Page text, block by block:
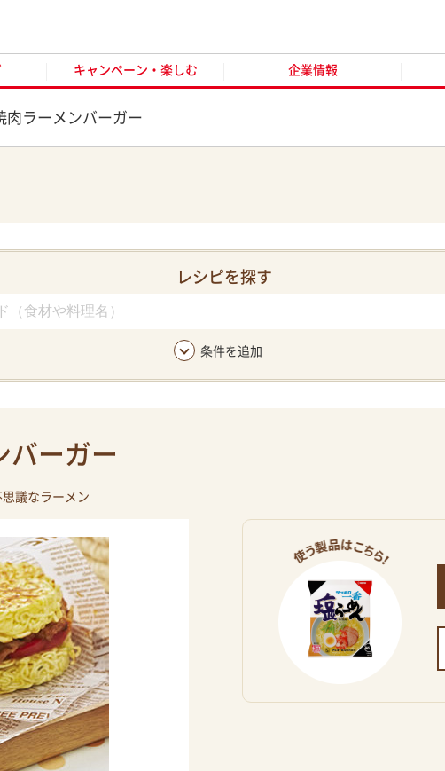
キャンペーン・楽しむ 企業情報
オンライ
肉ラーメンバーガー
レシピを探す
条件を追加
バーガー
議なラーメン